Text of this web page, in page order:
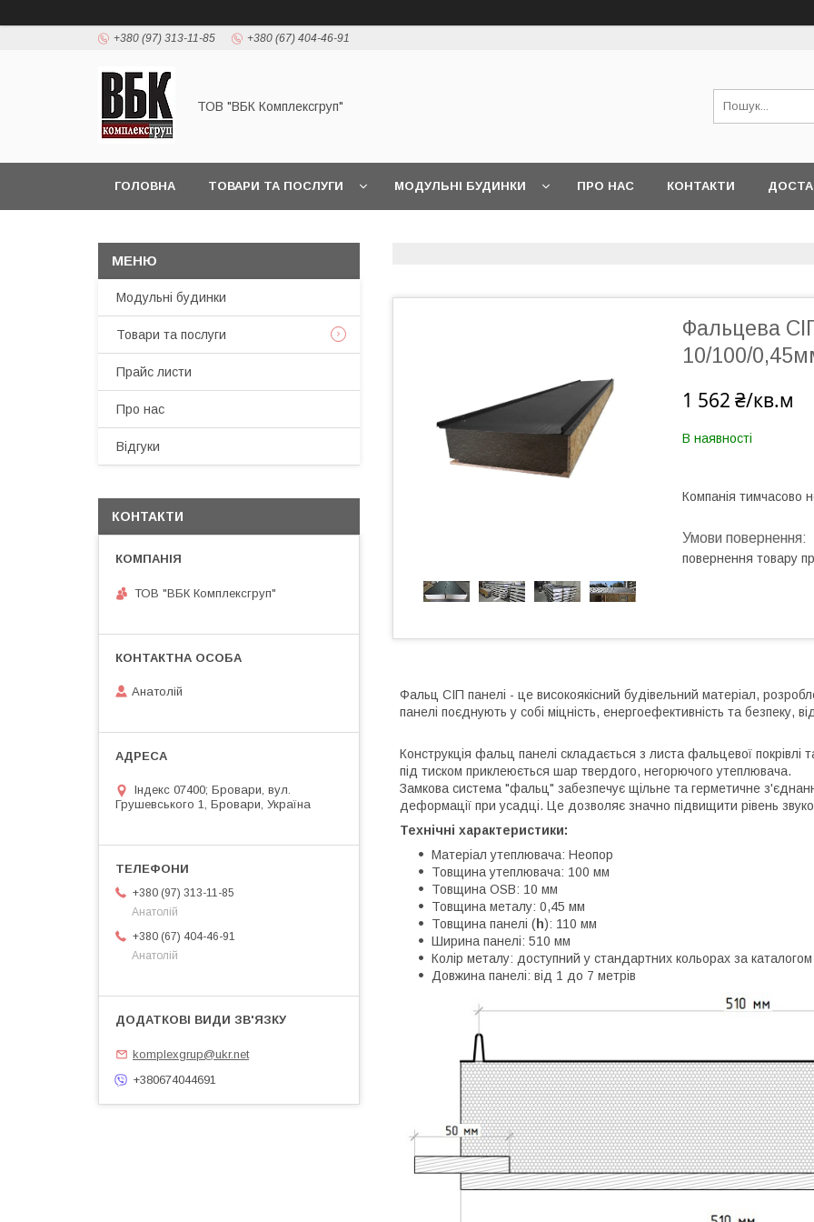
+380 (97) 313-11-85 +380 (67) 404-46-91
ТОВ "ВБК Комплексгруп"
ГОЛОВНА ТОВАРИ ТА ПОСЛУГИ МОДУЛЬНІ БУДИНКИ ПРО НАС КОНТАКТИ
Фальцева
10/100/
1 562 ₴/кв.м
В наявності
Компанія тимчасово
повернення товару
Фальц СІП панелі - це високоякісний будівельний матеріал,
панелі поєднують у собі міцність, енергоефективність та безпеку,
Конструкція фальц панелі складається з листа фальцевої
під тиском приклеюється шар твердого, негорючого утеплювача.
Замкова система "фальц" забезпечує щільне та герметичне
деформації при усадці. Це дозволяє значно підвищити рівень
Технічні характеристики:
Матеріал утеплювача: Неопор
Товщина утеплювача: 100 мм
Товщина OSB: 10 мм
Товщина металу: 0,45 мм
Товщина панелі (h): 110 мм
Ширина панелі: 510 мм
Колір металу: доступний у стандартних кольорах за
Довжина панелі: від 1 до 7 метрів
Модульні будинки
Товари та послуги
Прайс листи
Про нас
Відгуки
КОНТАКТИ
ТОВ "ВБК Комплексгруп"
Анатолій
Індекс 07400; Бровари, вул.
Грушевського 1, Бровари, Україна
+380 (97) 313-11-85
Анатолій
+380 (67) 404-46-91
Анатолій
komplexgrup@ukr.net
+380674044691